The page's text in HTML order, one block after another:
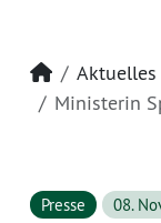
Startseite
Ministerin Spiegel
Presse 08.